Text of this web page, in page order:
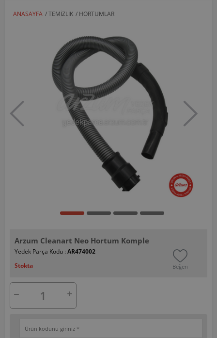
ANASAYFA /TEMIZLIK / HORTUMLAR
Arzum Cleanart Neo Hortum Komple
Yedek Parça Kodu : AR474002
Stokta
Beğen